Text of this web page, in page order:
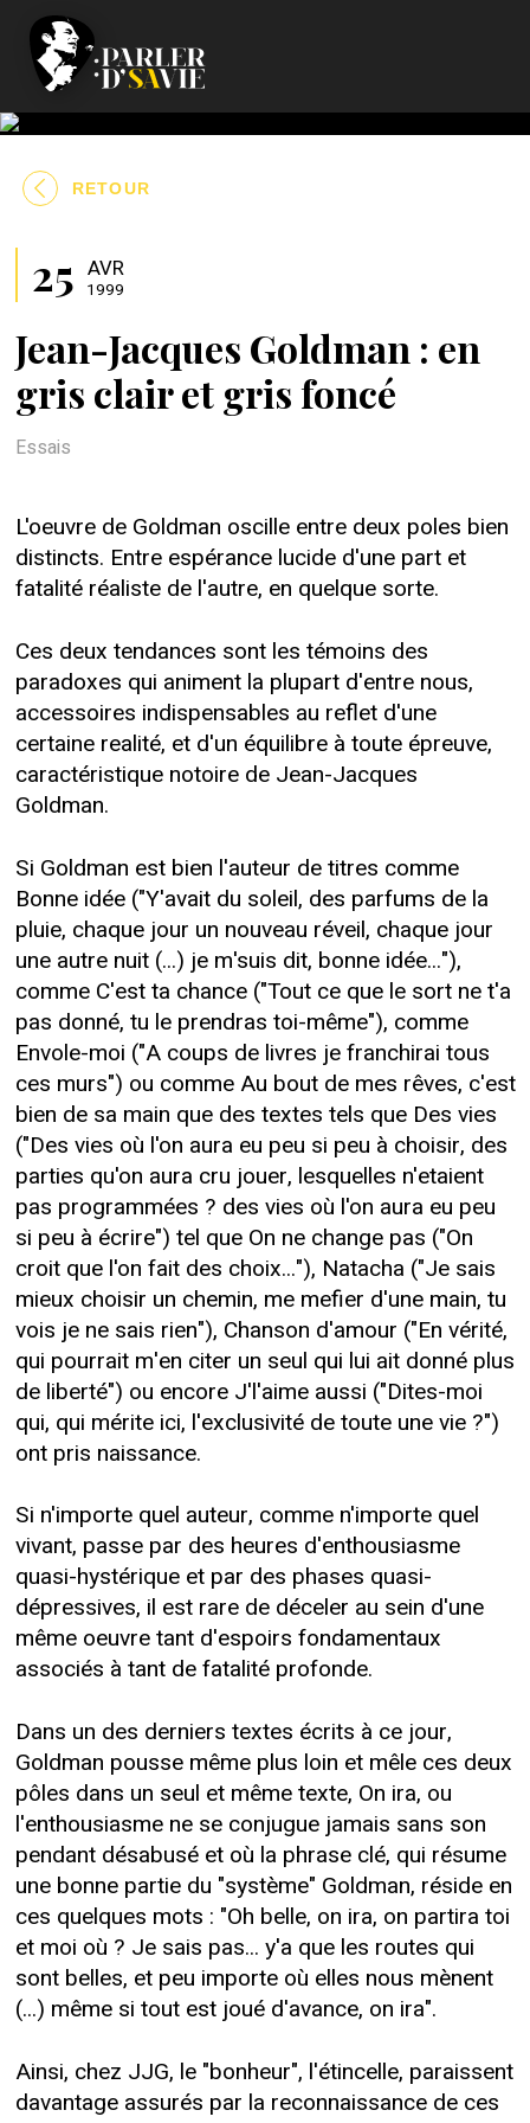
RETOUR
Jean-Jacques Goldman : en
gris clair et gris foncé
25 AVR
1999
Essais
L'oeuvre de Goldman oscille entre deux poles bien
distincts. Entre espérance lucide d'une part et
fatalité réaliste de l'autre, en quelque sorte.
Ces deux tendances sont les témoins des
paradoxes qui animent la plupart d'entre nous,
accessoires indispensables au reflet d'une
certaine realité, et d'un équilibre à toute épreuve,
caractéristique notoire de Jean-Jacques
Goldman.
Si Goldman est bien l'auteur de titres comme
Bonne idée ("Y'avait du soleil, des parfums de la
pluie, chaque jour un nouveau réveil, chaque jour
une autre nuit (...) je m'suis dit, bonne idée..."),
comme C'est ta chance ("Tout ce que le sort ne t'a
pas donné, tu le prendras toi-même"), comme
Envole-moi ("A coups de livres je franchirai tous
ces murs") ou comme Au bout de mes rêves, c'est
bien de sa main que des textes tels que Des vies
("Des vies où l'on aura eu peu si peu à choisir, des
parties qu'on aura cru jouer, lesquelles n'etaient
pas programmées ? des vies où l'on aura eu peu
si peu à écrire") tel que On ne change pas ("On
croit que l'on fait des choix..."), Natacha ("Je sais
mieux choisir un chemin, me mefier d'une main, tu
vois je ne sais rien"), Chanson d'amour ("En vérité,
qui pourrait m'en citer un seul qui lui ait donné plus
de liberté") ou encore J'l'aime aussi ("Dites-moi
qui, qui mérite ici, l'exclusivité de toute une vie ?")
ont pris naissance.
Si n'importe quel auteur, comme n'importe quel
vivant, passe par des heures d'enthousiasme
quasi-hystérique et par des phases quasi-
dépressives, il est rare de déceler au sein d'une
même oeuvre tant d'espoirs fondamentaux
associés à tant de fatalité profonde.
Dans un des derniers textes écrits à ce jour,
Goldman pousse même plus loin et mêle ces deux
pôles dans un seul et même texte, On ira, ou
l'enthousiasme ne se conjugue jamais sans son
pendant désabusé et où la phrase clé, qui résume
une bonne partie du "système" Goldman, réside en
ces quelques mots : "Oh belle, on ira, on partira toi
et moi où ? Je sais pas... y'a que les routes qui
sont belles, et peu importe où elles nous mènent
(...) même si tout est joué d'avance, on ira".
Ainsi, chez JJG, le "bonheur", l'étincelle, paraissent
davantage assurés par la reconnaissance de ces